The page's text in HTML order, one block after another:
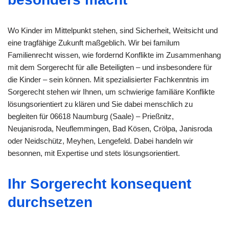
Wo Kinder im Mittelpunkt stehen, sind Sicherheit, Weitsicht und
eine tragfähige Zukunft maßgeblich. Wir bei familum
Familienrecht wissen, wie fordernd Konflikte im Zusammenhang
mit dem Sorgerecht für alle Beteiligten – und insbesondere für
die Kinder – sein können. Mit spezialisierter Fachkenntnis im
Sorgerecht stehen wir Ihnen, um schwierige familiäre Konflikte
lösungsorientiert zu klären und Sie dabei menschlich zu
begleiten für 06618 Naumburg (Saale) – Prießnitz,
Neujanisroda, Neuflemmingen, Bad Kösen, Crölpa, Janisroda
oder Neidschütz, Meyhen, Lengefeld. Dabei handeln wir
besonnen, mit Expertise und stets lösungsorientiert.
Ihr Sorgerecht konsequent
durchsetzen